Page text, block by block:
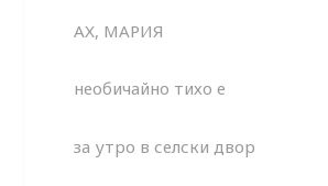
АХ, МАРИЯ
необичайно тихо е
за утро в селски двор